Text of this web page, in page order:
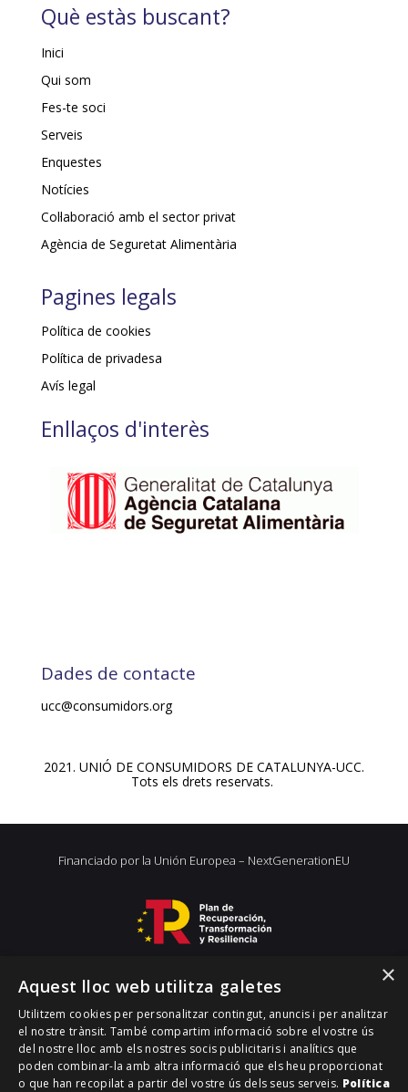
Què estàs buscant?
Inici
Qui som
Fes-te soci
Serveis
Enquestes
Notícies
Col·laboració amb el sector privat
Agència de Seguretat Alimentària
Pagines legals
Política de cookies
Política de privadesa
Avís legal
Enllaços d'interès
Dades de contacte
ucc@consumidors.org
2021. UNIÓ DE CONSUMIDORS DE CATALUNYA-UCC.
Tots els drets reservats.
Financiado por la Unión Europea – NextGenerationEU
×
Aquest lloc web utilitza galetes
Utilitzem cookies per personalitzar contingut, anuncis i per analitzar
el nostre trànsit. També compartim informació sobre el vostre ús
del nostre lloc amb els nostres socis publicitaris i analítics que
poden combinar-la amb altra informació que els heu proporcionat
o que han recopilat a partir del vostre ús dels seus serveis. Política